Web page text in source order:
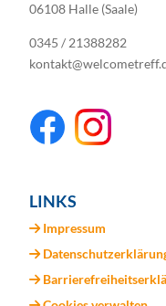
06108 Halle (Saale)
0345 / 21388282
LINKS
Impressum